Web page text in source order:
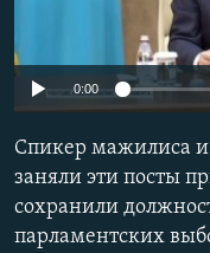
Auto
0:00
Спикер мажилиса и
заняли эти посты
сохранили
парламентских